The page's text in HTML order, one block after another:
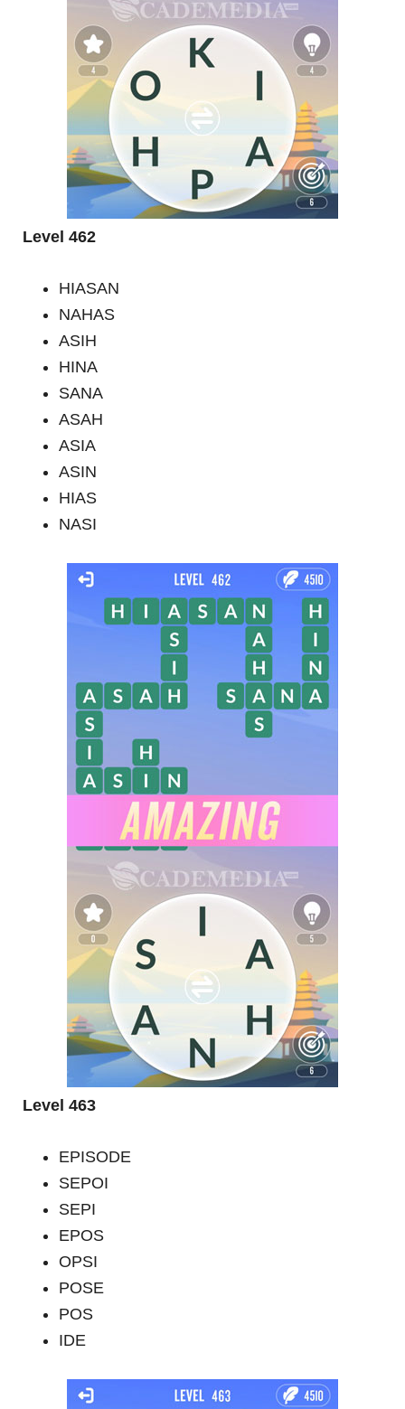
Level 462
HIASAN
NAHAS
ASIH
HINA
SANA
ASAH
ASIA
ASIN
HIAS
NASI
Level 463
EPISODE
SEPOI
SEPI
EPOS
OPSI
POSE
POS
IDE